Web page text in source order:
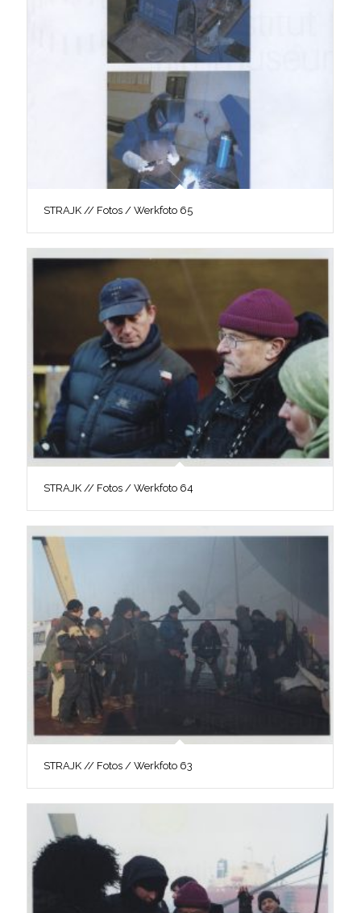
STRAJK // Fotos / Werkfoto 65
STRAJK // Fotos / Werkfoto 64
STRAJK // Fotos / Werkfoto 63